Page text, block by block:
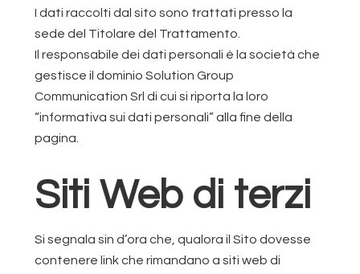
I dati raccolti dal sito sono trattati presso la
sede del Titolare del Trattamento.
Il responsabile dei dati personali è la società che
gestisce il dominio Solution Group
Communication Srl di cui si riporta la loro
“informativa sui dati personali” alla fine della
pagina.
Siti Web di terzi
Si segnala sin d’ora che, qualora il Sito dovesse
contenere link che rimandano a siti web di